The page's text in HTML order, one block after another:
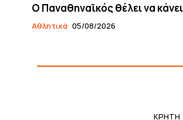
Ο Παναθηναϊκός θέλει να
Αθλητικά 05/08/2026
ΚΡΗΤΗ